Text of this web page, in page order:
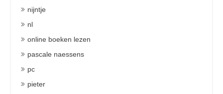
nijntje
nl
online boeken lezen
pascale naessens
pc
pieter